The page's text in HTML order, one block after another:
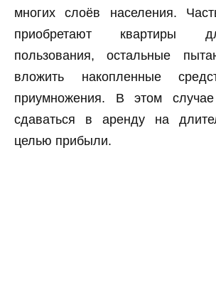
многих слоёв населения.
приобретают квартиры
пользования, остальные
вложить накопленные
приумножения. В этом
сдаваться в аренду на
целью прибыли.